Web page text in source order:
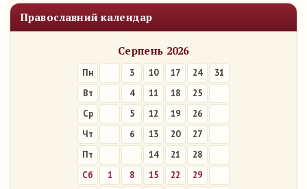
Православний календар
Серпень 2026
Пн 3 10 17 24
31
Вт
4 11 18
25
Ср
5 12 19
26
Чт
6 13 20
27
Пт
14 21
28
Сб
1 8 15 22
29